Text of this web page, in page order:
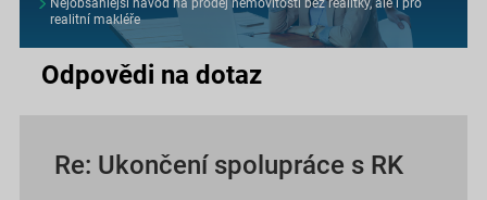
Nejobsáhlejší návod na prodej nemovitosti bez realitky, ale i pro
realitní makléře
Odpovědi na dotaz
Re: Ukončení spolupráce s RK